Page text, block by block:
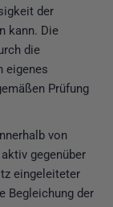
der
kann. Die
die
eigenes
Prüfung
von
gegenüber
eingeleiteter
Begleichung der